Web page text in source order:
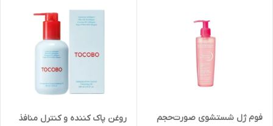
فوم ژل شستشوی صورت‌حجم
روغن پاک کننده و کنترل منافذ